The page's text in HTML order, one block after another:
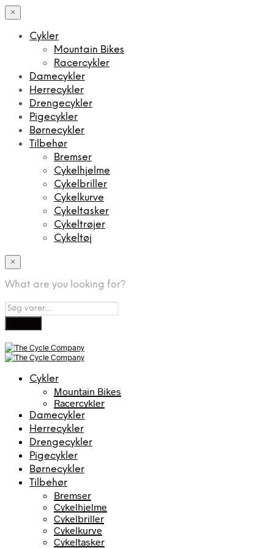
×
Cykler
Mountain Bikes
Racercykler
Damecykler
Herrecykler
Drengecykler
Pigecykler
Børnecykler
Tilbehør
Bremser
Cykelhjelme
Cykelbriller
Cykelkurve
Cykeltasker
Cykeltrøjer
Cykeltøj
×
What are you looking for?
Cykler
Mountain Bikes
Racercykler
Damecykler
Herrecykler
Drengecykler
Pigecykler
Børnecykler
Tilbehør
Bremser
Cykelhjelme
Cykelbriller
Cykelkurve
Cykeltasker